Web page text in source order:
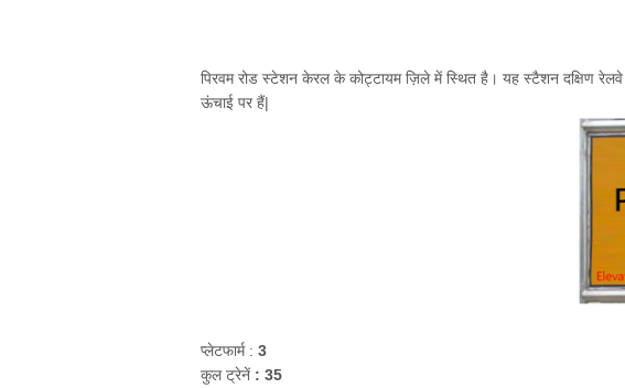
पिरवम रोड स्टेशन केरल के कोट्टायम ज़िले में स्थित है। यह स्टैशन दक्षिण रेलवे
ऊंचाई पर हैं|
प्लेटफार्म : 3
कुल ट्रेनें : 35